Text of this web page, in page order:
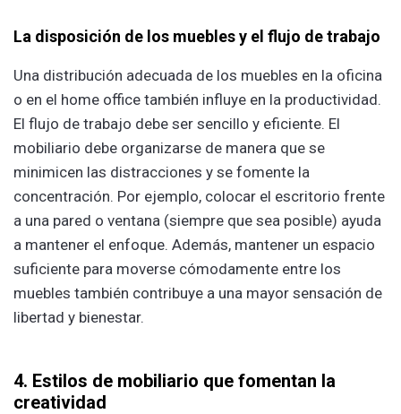
La disposición de los muebles y el flujo de trabajo
Una distribución adecuada de los muebles en la oficina
o en el home office también influye en la productividad.
El flujo de trabajo debe ser sencillo y eficiente. El
mobiliario debe organizarse de manera que se
minimicen las distracciones y se fomente la
concentración. Por ejemplo, colocar el escritorio frente
a una pared o ventana (siempre que sea posible) ayuda
a mantener el enfoque. Además, mantener un espacio
suficiente para moverse cómodamente entre los
muebles también contribuye a una mayor sensación de
libertad y bienestar.
4. Estilos de mobiliario que fomentan la
creatividad